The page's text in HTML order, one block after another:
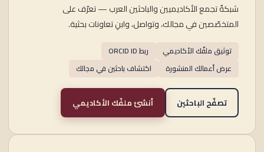
شبكةٌ تجمع الأكاديميين والباحثين العرب — تعرّف على
المتخصّصين في مجالك، وتواصل، وابنِ تعاونات بحثية.
توثيق ملفّك الأكاديمي
ربط ORCID ID
عرض أعمالك المنشورة
اكتشاف باحثين في مجالك
تصفّح الباحثين أنشئ ملفّك الأكاديمي